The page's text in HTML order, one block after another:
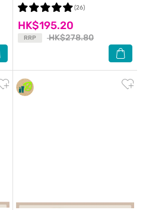
HK$195.20
RRP HK$278.80
(26)